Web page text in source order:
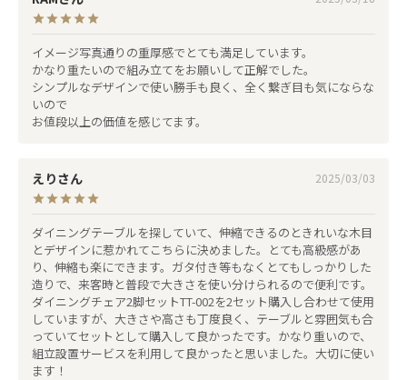
り洗練されたモダンリビング空間を演出しま
す。
イメージ写真通りの重厚感でとても満足しています。
かなり重たいので組み立てをお願いして正解でした。
シンプルなデザインで使い勝手も良く、全く繋ぎ目も気にならな
いので
お値段以上の価値を感じてます。
えり 2025/03/03
ダイニングテーブルを探していて、伸縮できるのときれいな木目
とデザインに惹かれてこちらに決めました。とても高級感があ
り、伸縮も楽にできます。ガタ付き等もなくとてもしっかりした
造りで、来客時と普段で大きさを使い分けられるので便利です。
ダイニングチェア2脚セットTT-002を2セット購入し合わせて使用
していますが、大きさや高さも丁度良く、テーブルと雰囲気も合
っていてセットとして購入して良かったです。かなり重いので、
組立設置サービスを利用して良かったと思いました。大切に使い
ます！